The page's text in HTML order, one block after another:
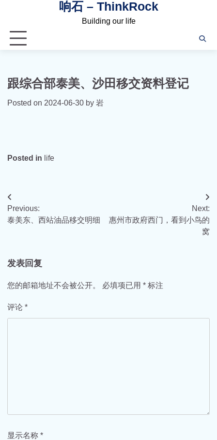
响石 – ThinkRock
Building our life
跟综合部泰美、沙田移交资料登记
Posted on 2024-06-30 by 岩
Posted in life
文
章
Previous:
泰美东、西站油品移交明细
Next:
惠州市政府西门，看到小鸟的
窝
发表回复
您的邮箱地址不会被公开。 必填项已用 * 标注
评论 *
显示名称 *